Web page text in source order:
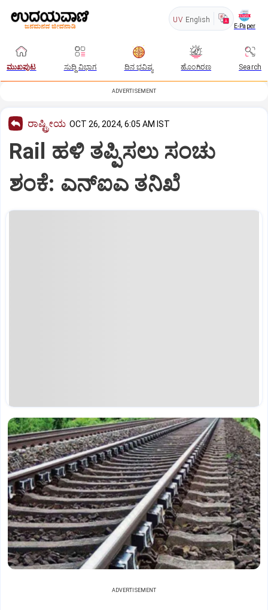
UV English
E-Paper
ಮುಖಪುಟ ಸುದ್ದಿ ವಿಭಾಗ ದಿನ ಭವಿಷ್ಯ ಹೊಂಗಿರಣ Search
ADVERTISEMENT
ರಾಷ್ಟ್ರೀಯ OCT 26, 2024, 6:05 AM IST
Rail ಹಳಿ ತಪ್ಪಿಸಲು ಸಂಚು
ಶಂಕೆ: ಎನ್‌ಐಎ ತನಿಖೆ
ADVERTISEMENT